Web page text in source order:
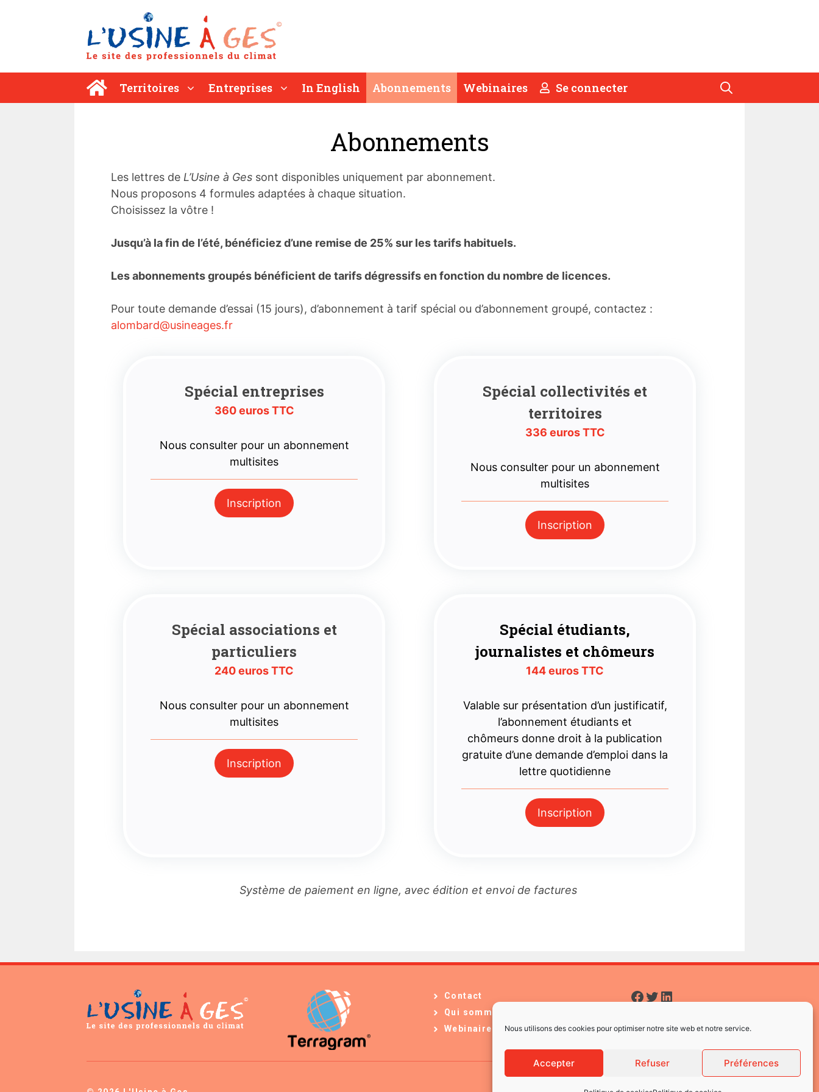
Nous utilisons des cookies pour optimiser notre site web et notre service.
Accepter Refuser Préférences
Territoires Entreprises In English Abonnements Webinaires Se connecter
Abonnements
Les lettres de L’Usine à Ges sont disponibles uniquement par abonnement.
Nous proposons 4 formules adaptées à chaque situation.
Choisissez la vôtre !
Jusqu’à la fin de l’été, bénéficiez d’une remise de 25% sur les tarifs habituels.
Les abonnements groupés bénéficient de tarifs dégressifs en fonction du nombre de licences.
Pour toute demande d’essai (15 jours), d’abonnement à tarif spécial ou d’abonnement groupé, contactez :
alombard@usineages.fr
Spécial entreprises
360 euros TTC
Nous consulter pour un abonnement
multisites
Inscription
Spécial collectivités et
territoires
336 euros TTC
Nous consulter pour un abonnement
multisites
Inscription
Spécial associations et
particuliers
240 euros TTC
Nous consulter pour un abonnement
multisites
Inscription
Spécial étudiants,
journalistes et chômeurs
144 euros TTC
Valable sur présentation d’un justificatif,
l’abonnement étudiants et
chômeurs donne droit à la publication
gratuite d’une demande d’emploi dans la
lettre quotidienne
Inscription
Système de paiement en ligne, avec édition et envoi de factures
Contact
Qui sommes-nous ?
Webinaires
Facebook
Twitter
LinkedIn